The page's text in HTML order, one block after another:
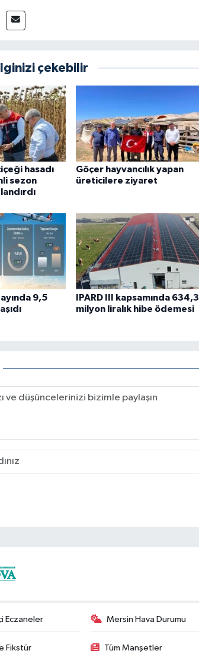
çekebilir
hasadı
sezon
Göçer hayvancılık yapan
üreticilere ziyaret
9,5
IPARD III kapsamında 634,3
milyon liralık hibe ödemesi
Eczaneler Mersin Hava Durumu
Fikstür Tüm Manşetler